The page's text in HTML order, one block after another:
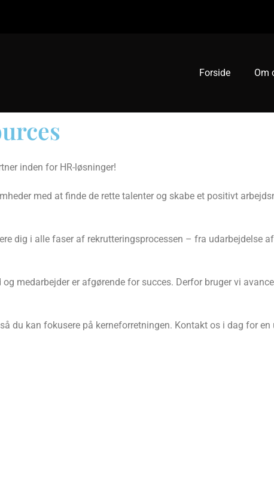
Forside Om
inden for HR-løsninger!
med at finde de rette talenter og skabe et positivt
dig i alle faser af rekrutteringsprocessen – fra udarbejdelse
medarbejder er afgørende for succes. Derfor bruger vi
du kan fokusere på kerneforretningen. Kontakt os i dag for